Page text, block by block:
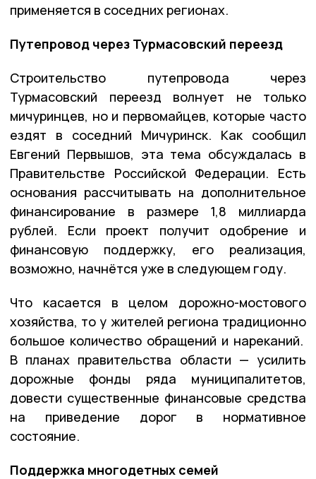
применяется в соседних регионах.
Путепровод через Турмасовский переезд
Строительство путепровода через
Турмасовский переезд волнует не только
мичуринцев, но и первомайцев, которые часто
ездят в соседний Мичуринск. Как сообщил
Евгений Первышов, эта тема обсуждалась в
Правительстве Российской Федерации. Есть
основания рассчитывать на дополнительное
финансирование в размере 1,8 миллиарда
рублей. Если проект получит одобрение и
финансовую поддержку, его реализация,
возможно, начнётся уже в следующем году.
Что касается в целом дорожно-мостового
хозяйства, то у жителей региона традиционно
большое количество обращений и нареканий.
В планах правительства области — усилить
дорожные фонды ряда муниципалитетов,
довести существенные финансовые средства
на приведение дорог в нормативное
состояние.
Поддержка многодетных семей